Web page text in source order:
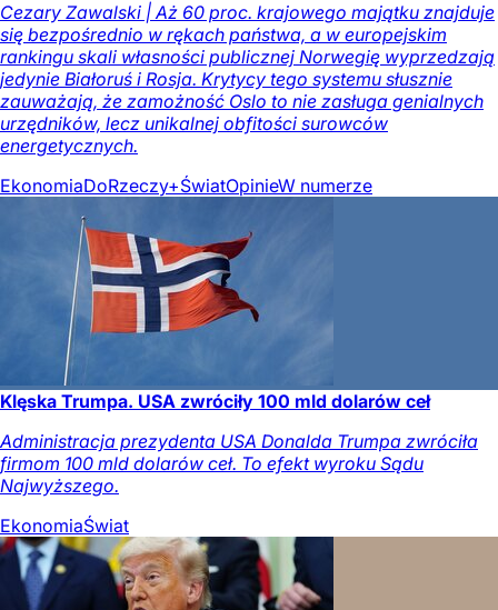
Cezary Zawalski | Aż 60 proc. krajowego majątku znajduje
się bezpośrednio w rękach państwa, a w europejskim
rankingu skali własności publicznej Norwegię wyprzedzają
jedynie Białoruś i Rosja. Krytycy tego systemu słusznie
zauważają, że zamożność Oslo to nie zasługa genialnych
urzędników, lecz unikalnej obfitości surowców
energetycznych.
EkonomiaDoRzeczy+ŚwiatOpinieW numerze
Klęska Trumpa. USA zwróciły 100 mld dolarów ceł
Administracja prezydenta USA Donalda Trumpa zwróciła
firmom 100 mld dolarów ceł. To efekt wyroku Sądu
Najwyższego.
EkonomiaŚwiat